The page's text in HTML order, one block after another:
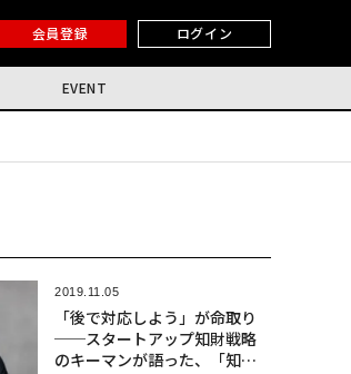
会員登録 ログイン
EVENT
2019.11.05
「後で対応しよう」が命取り
──スタートアップ知財戦略
のキーマンが語った、「知財